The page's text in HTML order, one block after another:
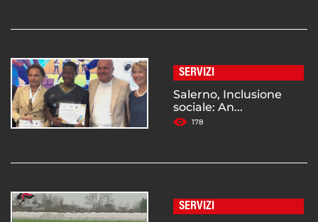
SERVIZI
Salerno, Inclusione
sociale: An...
178
SERVIZI